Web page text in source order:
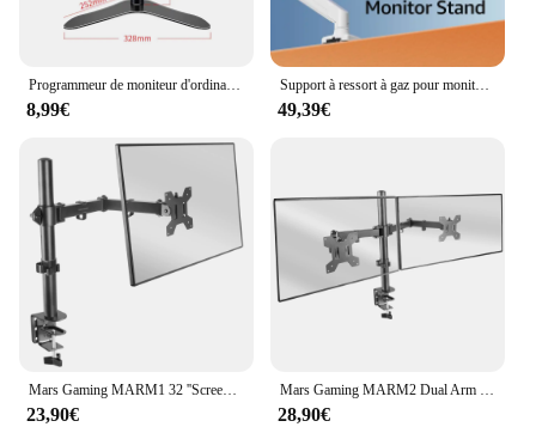
Programmeur de moniteur d'ordinateur LCD, sans poinçon, ordinateur de bureau recommandé, levage rapide, ket, rotation de base, adapté pour 22, 24/27 amaran
8,99€
Support à ressort à gaz pour moniteur de bureau, bras de moniteur pour touristes, support d'écran 13 "-32", support d'affichage, charge 2-9kg par VESA
49,39€
Mars Gaming MARM1 32 ''Screen Arm Monitor Holder, Articulating and Height Adjustable, Robust Structure, Compatible with VESA75 and VESA100, Black or White Monitor Holder
23,90€
Mars Gaming MARM2 Dual Arm Monitor Bracket Up to 27 ''Articulating Height Adjustable Robust Frame Compatible with VESA75 and VESA100 Dual Monitor Stand Black White
28,90€